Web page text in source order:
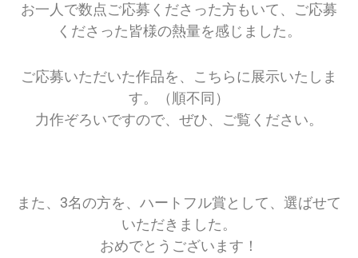
お一人で数点ご応募くださった方もいて、ご応募
くださった皆様の熱量を感じました。
ご応募いただいた作品を、こちらに展示いたしま
す。（順不同）
力作ぞろいですので、ぜひ、ご覧ください。
また、3名の方を、ハートフル賞として、選ばせて
いただきました。
おめでとうございます！